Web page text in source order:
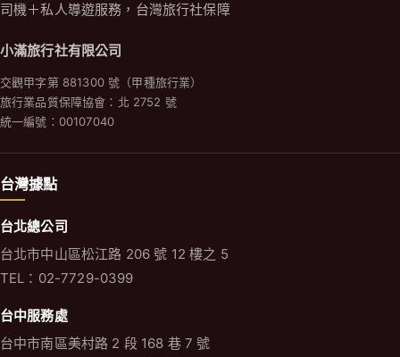
司機＋私人導遊服務，台灣旅行社保障
小滿旅行社有限公司
交觀甲字第 881300 號（甲種旅行業）
旅行業品質保障協會：北 2752 號
統一編號：00107040
台灣據點
台北總公司
台北市中山區松江路 206 號 12 樓之 5
TEL：02-7729-0399
台中服務處
台中市南區美村路 2 段 168 巷 7 號